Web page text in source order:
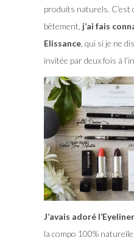
produits naturels. C’est
bêtement, j’ai fais
Elissance, qui si je ne
invitée par deux fois à
J’avais adoré
la compo 100%